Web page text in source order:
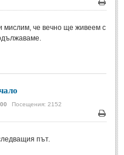
(55)
(10)
(42)
Печат
мислим, че вечно ще живеем с
Посещения: 2152
Печат
път.